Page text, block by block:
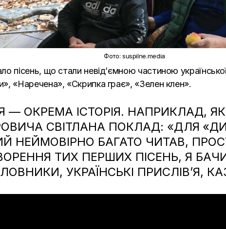
Фото: suspilne.media
пісень, що стали невід’ємною частиною
«Наречена», «Скрипка грає», «Зелен клен».
— ОКРЕМА ІСТОРІЯ. НАПРИКЛАД,
СВІТЛАНА ПОКЛАД: «ДЛЯ
НЕЙМОВІРНО БАГАТО ЧИТАВ,
ТИХ ПЕРШИХ ПІСЕНЬ, Я
УКРАЇНСЬКІ ПРИСЛІВ’Я,